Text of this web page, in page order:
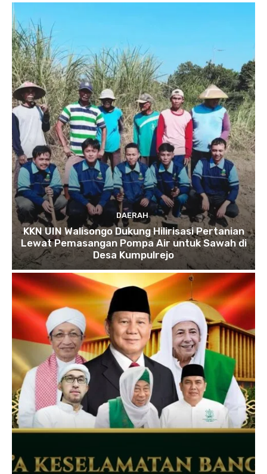
DAERAH
KKN UIN Walisongo Dukung Hilirisasi Pertanian
Lewat Pemasangan Pompa Air untuk Sawah di
Desa Kumpulrejo